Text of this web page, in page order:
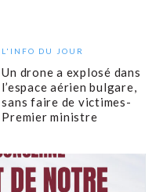
L'INFO DU JOUR
Un drone a explosé dans
l’espace aérien bulgare,
sans faire de victimes-
Premier ministre